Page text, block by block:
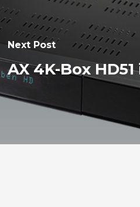
Next Post
AX 4K-Box